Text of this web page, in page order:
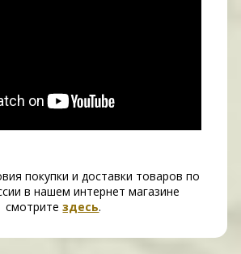
покупки и доставки товаров по
в нашем интернет магазине
смотритездесь.